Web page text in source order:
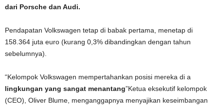
dari Porsche dan Audi.
Pendapatan Volkswagen tetap di babak pertama, menetap di
158.364 juta euro (kurang 0,3% dibandingkan dengan tahun
sebelumnya).
“Kelompok Volkswagen mempertahankan posisi mereka di a
lingkungan yang sangat menantang”Ketua eksekutif kelompok
(CEO), Oliver Blume, menganggapnya menyajikan keseimbangan